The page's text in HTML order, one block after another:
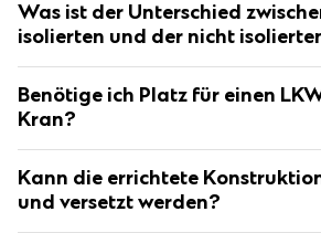
enthalten.
Was ist der Unterschied
isolierten und der nicht
der Konstruktion. Eine isolierter Bau
bietet besseren Schutz vor plötzlichen
Mehr Informationen finden Sie auf der
Benötige ich Platz für einen
Kran?
und erfordern keine großen LKW für
Konstruktion wird mit einem
Kann die errichtete
und versetzt werden?